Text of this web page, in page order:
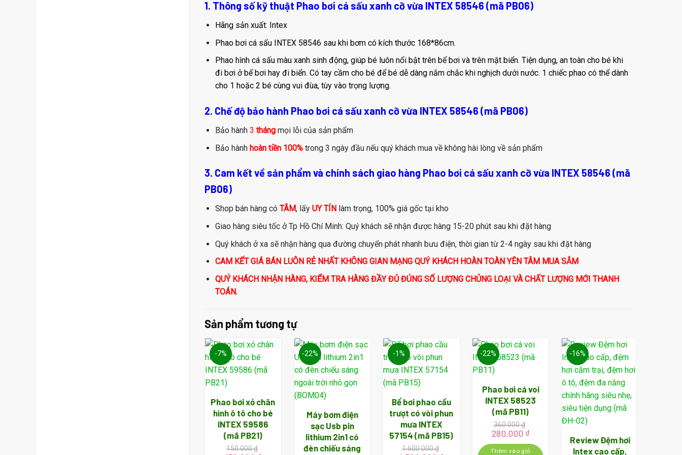
1. Thông số kỹ thuật Phao bơi cá sấu xanh cỡ vừa INTEX 58546 (mã PB06)
Hãng sản xuất: Intex
Phao bơi cá sấu INTEX 58546 sau khi bơm có kích thước 168*86cm.
Phao hình cá sấu màu xanh sinh động, giúp bé luôn nổi bật trên bể bơi và trên mặt biển. Tiện dụng, an toàn cho bé khi
đi bơi ở bể bơi hay đi biển. Có tay cầm cho bé để bé dễ dàng nắm chắc khi nghịch dưới nước. 1 chiếc phao có thể dành
cho 1 hoặc 2 bé cùng vui đùa, tùy vào trọng lượng.
2. Chế độ bảo hành Phao bơi cá sấu xanh cỡ vừa INTEX 58546 (mã PB06)
Bảo hành 3 thángmọi lỗi của sản phẩm
Bảo hành hoàn tiền 100%trong 3 ngày đầu nếu quý khách mua về không hài lòng về sản phẩm
3. Cam kết về sản phẩm và chính sách giao hàng Phao bơi cá sấu xanh cỡ vừa INTEX 58546 (mã
PB06)
Shop bán hàng có TÂM, lấy UY TÍN làm trọng, 100% giá gốc tại kho
Giao hàng siêu tốc ở Tp Hồ Chí Minh: Quý khách sẽ nhận được hàng 15-20 phút sau khi đặt hàng
Quý khách ở xa sẽ nhận hàng qua đường chuyển phát nhanh bưu điện, thời gian từ 2-4 ngày sau khi đặt hàng
CAM KẾT GIÁ BÁN LUÔN RẺ NHẤT KHÔNG GIAN MẠNG QUÝ KHÁCH HOÀN TOÀN YÊN TÂM MUA SẮM
QUÝ KHÁCH NHẬN HÀNG, KIỂM TRA HÀNG ĐẦY ĐỦ ĐÚNG SỐ LƯỢNG CHỦNG LOẠI VÀ CHẤT LƯỢNG MỚI THANH
TOÁN.
Sản phẩm tương tự
-7%
Phao bơi xỏ chân
hình ô tô cho bé
INTEX 59586
(mã PB21)
150.000₫
-22%
Máy bơm điện
sạc Usb pin
lithium 2in1 có
đèn chiếu sáng
-1%
Bể bơi phao cầu
trượt có vòi phun
mưa INTEX
57154 (mã PB15)
1.600.000₫
-22%
Phao bơi cá voi
INTEX 58523
(mã PB11)
360.000₫
Giá
gốc
là:
280.000 ₫Giá
hiện
tại
Thêm vào giỏ
-16%
Review Đệm hơi
Intex cao cấp,